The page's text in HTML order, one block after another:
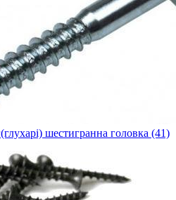
шестигранна головка (41)